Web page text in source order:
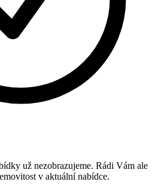
už nezobrazujeme. Rádi Vám ale
v aktuální nabídce.